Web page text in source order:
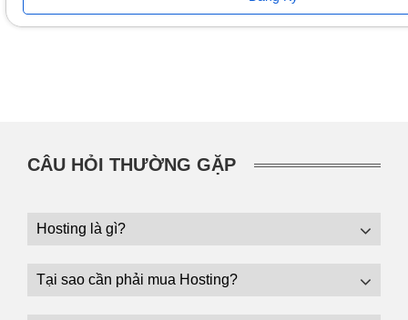
CÂU HỎI THƯỜNG GẶP
Hosting là gì?
Tại sao cần phải mua Hosting?